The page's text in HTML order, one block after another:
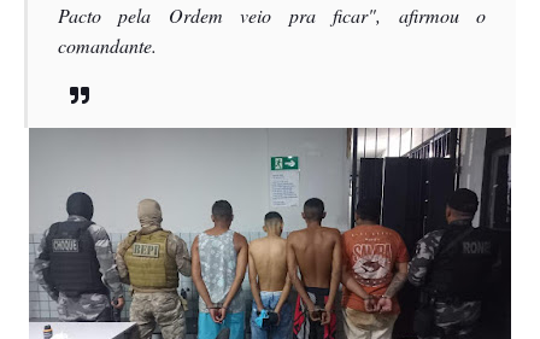
Pacto pela Ordem veio pra ficar", afirmou o
comandante.